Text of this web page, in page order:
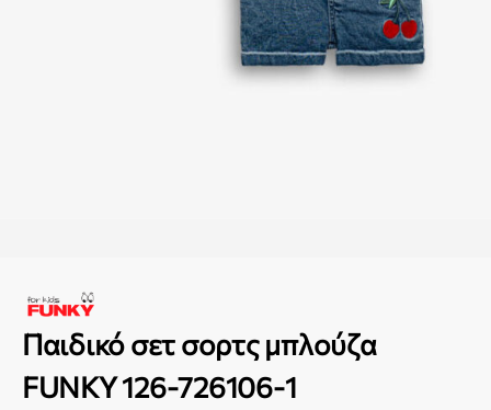
Παιδικό σετ σορτς μπλούζα
FUNKY 126-726106-1